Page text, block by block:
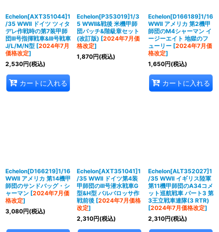
Echelon[AXT351044]1
/35 WWII ドイツ ツィタ
デレ作戦時の第7装甲師
団III号指揮戦車&III号戦車
J/L/M/N型 [2024年7月
価格改定]
2,530円(税込)
カートに入れる
Echelon[P353019]1/3
5 WWII&戦後 米機甲師
団パッチ&階級章セット
(改訂版) [2024年7月価
格改定]
1,870円(税込)
Echelon[D166189]1/16
WWII アメリカ 第2機甲
師団のM4シャーマン イ
ージーエイト 地獄のフ
ューリー [2024年7月価
格改定]
1,650円(税込)
カートに入れる
Echelon[D166219]1/16
WWII アメリカ 第14機甲
師団のサンドバッグ・シ
ャーマン [2024年7月価
格改定]
3,080円(税込)
Echelon[AXT351041]1
/35 WWII ドイツ第4装
甲師団のIII号潜水戦車G
型&H型 バルバロッサ作
戦前後 [2024年7月価格
改定]
2,310円(税込)
Echelon[ALT352027]1
/35 WWII イギリス陸軍
第11機甲師団のA34コメ
ット巡航戦車 パート3 第
3王立戦車連隊(3 RTR)
[2024年7月価格改定]
2,310円(税込)